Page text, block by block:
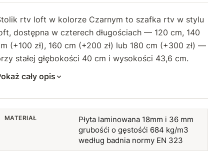
rtv loft w kolorze Czarnym to szafka rtv w stylu
dostępna w czterech długościach — 120 cm, 140
(+100 zł), 160 cm (+200 zł) lub 180 cm (+300 zł) —
stałej głębokości 40 cm i wysokości 43,6 cm.
cały opis
MATERIAŁ
Płyta laminowana 18mm i 36 mm
grubośći o gęstośći 684 kg/m3
według badnia normy EN 323